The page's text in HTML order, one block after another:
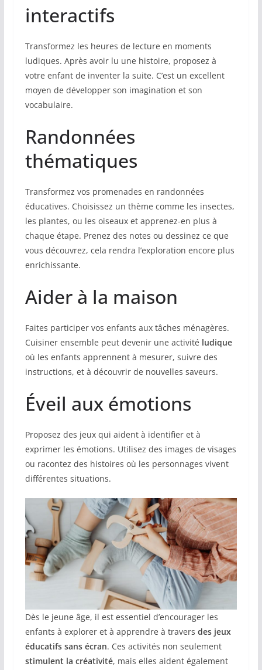
interactifs
Transformez les heures de lecture en moments
ludiques. Après avoir lu une histoire, proposez à
votre enfant de inventer la suite. C’est un excellent
moyen de développer son imagination et son
vocabulaire.
Randonnées
thématiques
Transformez vos promenades en randonnées
éducatives. Choisissez un thème comme les insectes,
les plantes, ou les oiseaux et apprenez-en plus à
chaque étape. Prenez des notes ou dessinez ce que
vous découvrez, cela rendra l’exploration encore plus
enrichissante.
Aider à la maison
Faites participer vos enfants aux tâches ménagères.
Cuisiner ensemble peut devenir une activité ludique
où les enfants apprennent à mesurer, suivre des
instructions, et à découvrir de nouvelles saveurs.
Éveil aux émotions
Proposez des jeux qui aident à identifier et à
exprimer les émotions. Utilisez des images de visages
ou racontez des histoires où les personnages vivent
différentes situations.
Dès le jeune âge, il est essentiel d’encourager les
enfants à explorer et à apprendre à travers des jeux
éducatifs sans écran. Ces activités non seulement
stimulent la créativité, mais elles aident également